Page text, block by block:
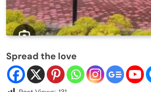
Spread the love